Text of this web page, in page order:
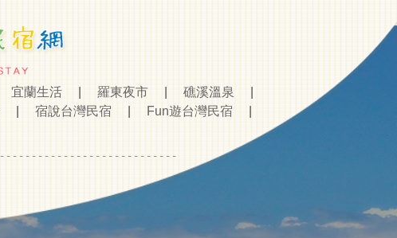
宜蘭生活 羅東夜市 礁溪溫泉
宿說台灣民宿 Fun遊台灣民宿